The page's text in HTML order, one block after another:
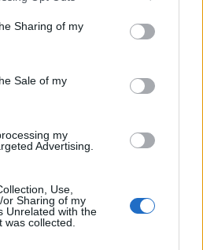
behaviour. You may click to
and its third-party tags to
purposes in below Google
Sharing of my
Sale of my
my
Advertising.
Use,
Sharing of my
Unrelated with the
collected.
Σενάριο για
ευρώ από το 2027
μόνιμοι στο
οι αιτήσεις